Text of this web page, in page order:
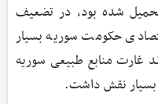
شده بود، در تضعیف
حکومت سوریه بسیار
غارت منابع طبیعی سوریه
بسیار نقش داشت.